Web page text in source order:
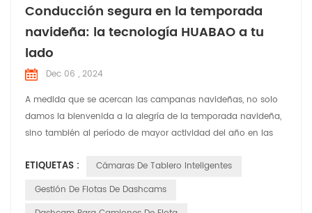
Conducción segura en la temporada
navideña: la tecnología HUABAO a tu
lado
Dec 06 , 2024
A medida que se acercan las campanas navideñas, no solo
damos la bienvenida a la alegría de la temporada navideña,
sino también al período de mayor actividad del año en las
HUABAO Technology, un fabricante líder de grabadoras de
conducción y productos GPS elock, se compromete a
ETIQUETAS :
Cámaras De Tablero Inteligentes
Gestión De Flotas De Dashcams